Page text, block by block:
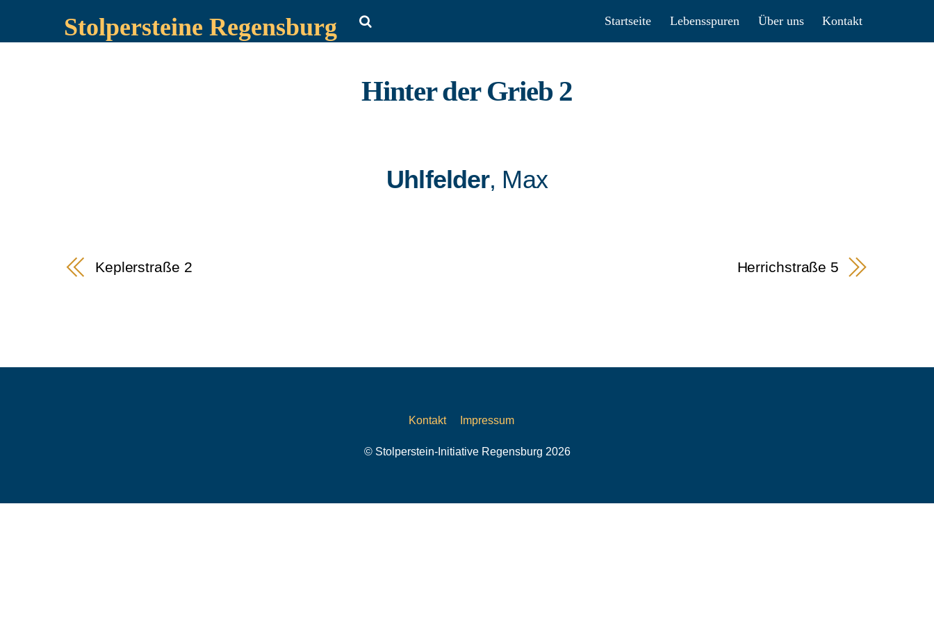
Stolpersteine Regensburg Startseite Lebensspuren Über uns Kontakt
Hinter der Grieb 2
Uhlfelder, Max
Keplerstraße 2 Herrichstraße 5
Kontakt Impressum
© Stolperstein-Initiative Regensburg 2026